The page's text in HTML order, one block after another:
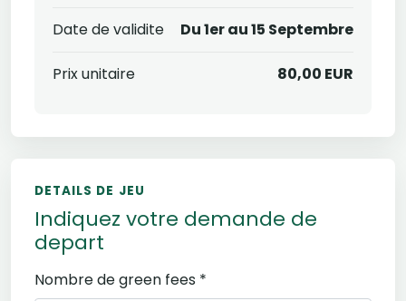
Date de validite Du 1er au 15 Septembre
Prix unitaire 80,00 EUR
DETAILS DE JEU
Indiquez votre demande de
depart
Nombre de green fees *